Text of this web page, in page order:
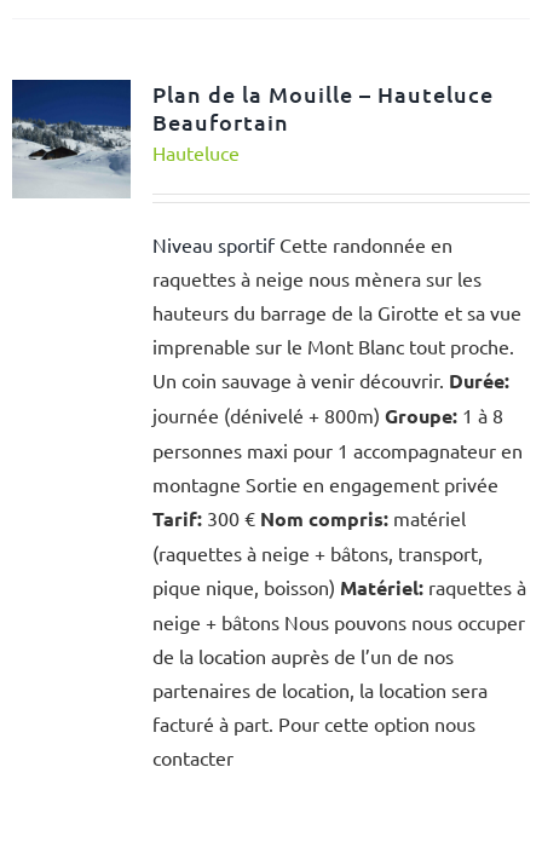
Plan de la Mouille – Hauteluce
Beaufortain
Hauteluce
Niveau sportifCette randonnée en
raquettes à neige nous mènera sur les
hauteurs du barrage de la Girotte et sa vue
imprenable sur le Mont Blanc tout proche.
Un coin sauvage à venir découvrir. Durée:
journée (dénivelé + 800m) Groupe:1 à 8
personnes maxi pour 1 accompagnateur en
montagne Sortie en engagement privée
Tarif:300 € Nom compris:matériel
(raquettes à neige + bâtons, transport,
pique nique, boisson) Matériel:raquettes à
neige + bâtons Nous pouvons nous occuper
de la location auprès de l’un de nos
partenaires de location, la location sera
facturé à part. Pour cette option nous
contacter